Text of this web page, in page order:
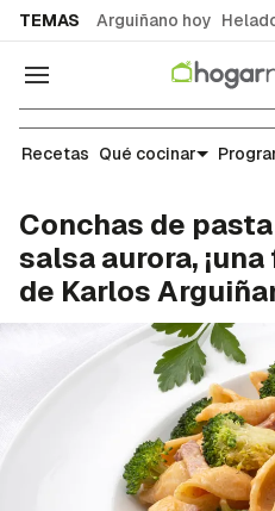
TEMAS Arguiñano hoy
Navegación
Recetas
Recetas Qué cocinar
Conchas de
salsa aurora,
de Karlos